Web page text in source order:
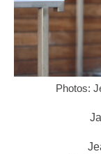
Photos: